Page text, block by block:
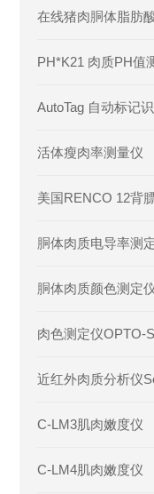
在线猪肉胴体脂肪
PH*K21 肉质PH值
AutoTag 自动标记
活体瘦肉率测量仪
美国RENCO 12背
胴体肉质电导率测
胴体肉质颜色测定
肉色测定仪OPTO-
近红外肉质分析仪
C-LM3肌肉嫩度仪
C-LM4肌肉嫩度仪